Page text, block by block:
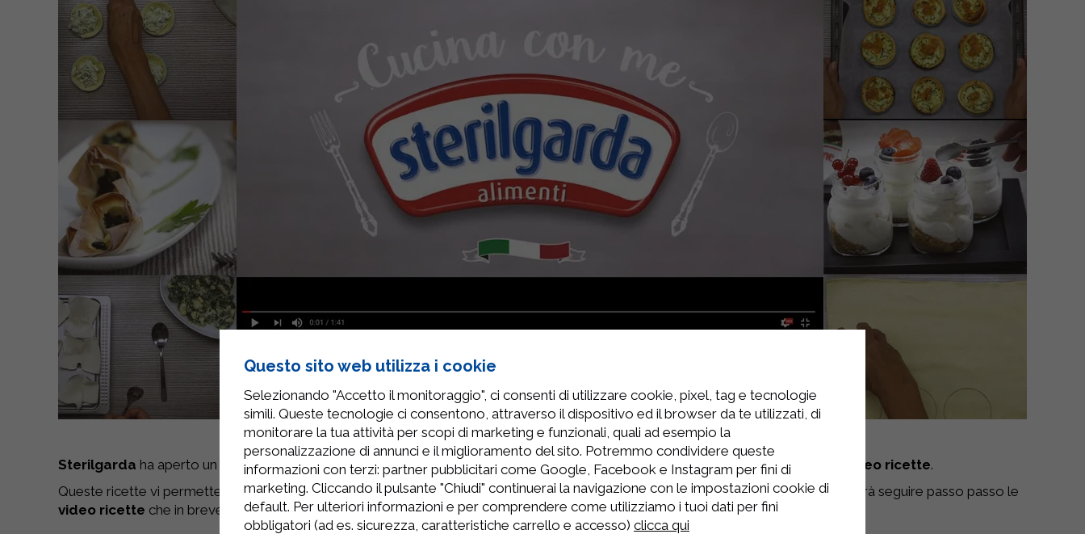
Sterilgarda ha aperto un canale youtube , Sterilgarda Alimenti,ed una nuova sezione sul sito dedicati alla pubblicazione di video ricette.
Queste ricette vi permetteranno di cucinare deipiatti buonissimiutilizzando inostri prodotti miglioried in modofacile. Vi basterà seguire passo passo le
video ricette che in breve vi mostrano tutti i passaggi per rendere il vostropasto buono e genuino.
Questo sito web utilizza i cookie
Selezionando "Accetto il monitoraggio", ci consenti di utilizzare cookie, pixel, tag e tecnologie
simili. Queste tecnologie ci consentono, attraverso il dispositivo ed il browser da te utilizzati, di
monitorare la tua attività per scopi di marketing e funzionali, quali ad esempio la
personalizzazione di annunci e il miglioramento del sito. Potremmo condividere queste
informazioni con terzi: partner pubblicitari come Google, Facebook e Instagram per fini di
marketing. Cliccando il pulsante "Chiudi" continuerai la navigazione con le impostazioni cookie di
default. Per ulteriori informazioni e per comprendere come utilizziamo i tuoi dati per fini
obbligatori (ad es. sicurezza, caratteristiche carrello e accesso) clicca qui